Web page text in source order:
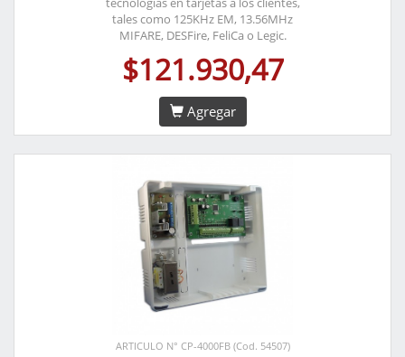
tales como 125KHz EM, 13.56MHz
MIFARE, DESFire, FeliCa o Legic.
$121.930,47
Agregar
ARTICULO N° CP-4000FB (Cod. 54507)